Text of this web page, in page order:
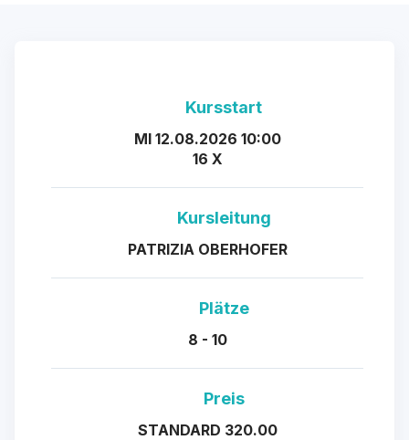
Kursstart
MI 12.08.2026 10:00
16 X
Kursleitung
PATRIZIA OBERHOFER
Plätze
8 - 10
Preis
STANDARD 320.00